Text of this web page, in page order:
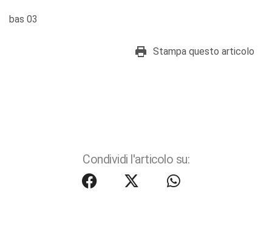
bas 03
Stampa questo articolo
Condividi l'articolo su: